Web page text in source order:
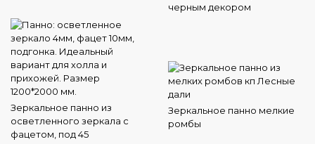
черным декором
Зеркальное панно из
осветленного зеркала с
фацетом, под 45
Зеркальное панно мелкие
ромбы